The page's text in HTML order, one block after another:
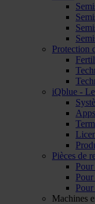
Protection
iQblue -
Apps
Pièces de
Pour
Machines